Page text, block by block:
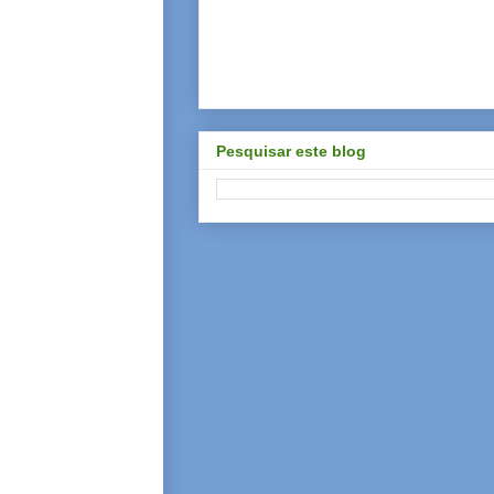
Pesquisar este blog